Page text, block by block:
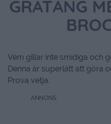
GRATÄNG
Vem gillar inte smidiga och
Denna är superlätt att göra
Prova vetja.